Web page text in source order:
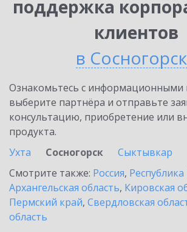
поддержка
клиентов
в
Ознакомьтесь с информационными
выберите партнёра и отправьте
консультацию, приобретение или
продукта.
Ухта
Сосногорск
Сыктывкар
Смотрите также: Россия,
Архангельская область, Кировская
Пермский край, Свердловская
область